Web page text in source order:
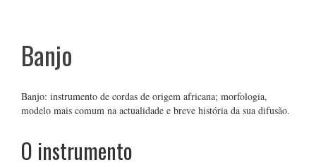
Banjo
Banjo: instrumento de cordas de origem africana; morfologia,
modelo mais comum na actualidade e breve história da sua difusão.
O instrumento